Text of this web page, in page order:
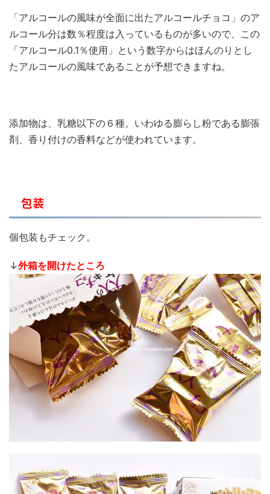
「アルコールの風味が全面に出たアルコールチョコ」のア
ルコール分は数％程度は入っているものが多いので、この
「アルコール0.1％使用」という数字からはほんのりとし
たアルコールの風味であることが予想できますね。
添加物は、乳糖以下の６種。いわゆる膨らし粉である膨張
剤、香り付けの香料などが使われています。
包装
個包装もチェック。
↓外箱を開けたところ